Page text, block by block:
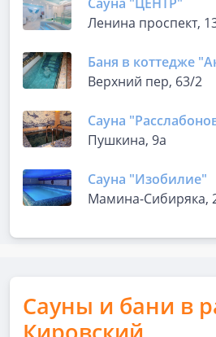
Ленина проспект,
Баня в коттедже
Верхний пер, 63/2
Сауна
Пушкина, 9а
Сауна "Изобилие"
Мамина-Сибиряка,
Сауны и бани в